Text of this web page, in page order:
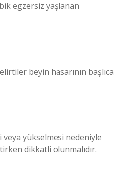
egzersiz yaşlanan
beyin hasarının başlıca
yükselmesi nedeniyle
dikkatli olunmalıdır.